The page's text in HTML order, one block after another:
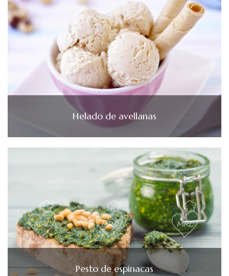
Helado de avellanas
Pesto de espinacas